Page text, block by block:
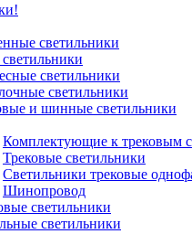
светильники
светильники
светильники
и шинные светильники
Комплектующие к трековым
Трековые светильники
Светильники трековые
Шинопровод
светильники
светильники